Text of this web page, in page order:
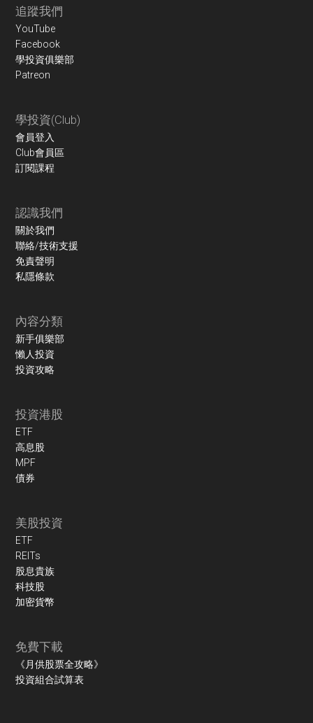
Footer
追蹤我們
YouTube
Facebook
學投資俱樂部
Patreon
學投資(Club)
會員登入
Club會員區
訂閱課程
認識我們
關於我們
聯絡/技術支援
免責聲明
私隱條款
內容分類
新手俱樂部
懶人投資
投資攻略
投資港股
ETF
高息股
MPF
債券
美股投資
ETF
REITs
股息貴族
科技股
加密貨幣
免費下載
《月供股票全攻略》
投資組合試算表